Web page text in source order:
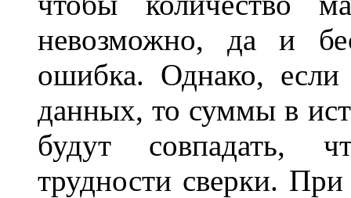
невозможно, да и
ошибка. Однако,
данных, то суммы в
будут совпадать,
трудности сверки.